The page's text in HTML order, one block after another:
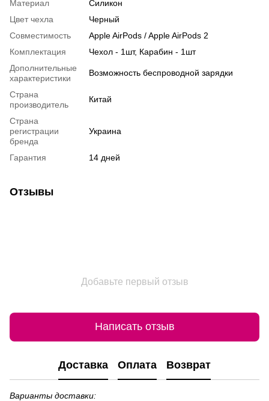
Материал
Силикон
Цвет чехла
Черный
Совместимость
Apple AirPods / Apple AirPods 2
Комплектация
Чехол - 1шт, Карабин - 1шт
Дополнительные
характеристики
Возможность беспроводной зарядки
Страна
производитель
Китай
Страна
регистрации
бренда
Украина
Гарантия 14 дней
Отзывы
Добавьте первый отзыв
Написать отзыв
Доставка Оплата Возврат
Варианты доставки: